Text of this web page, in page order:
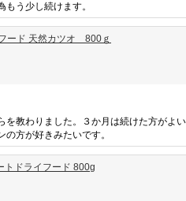
う少し続けます。
ード 天然カツオ 800ｇ
教わりました。３か月は続けた方が
方が好きみたいです。
トドライフード 800g